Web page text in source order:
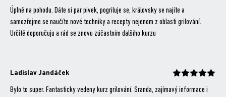
Úplně na pohodu. Dáte si par pivek, pogriluje se, královsky se najíte a
samozřejme se naučíte nové techniky a recepty nejenom z oblasti grilování.
Určitě doporučuju a rád se znovu zúčastním dalšího kurzu
Ladislav Jandáček
Bylo to super. Fantasticky vedeny kurz grilování. Sranda, zajímavý informace i